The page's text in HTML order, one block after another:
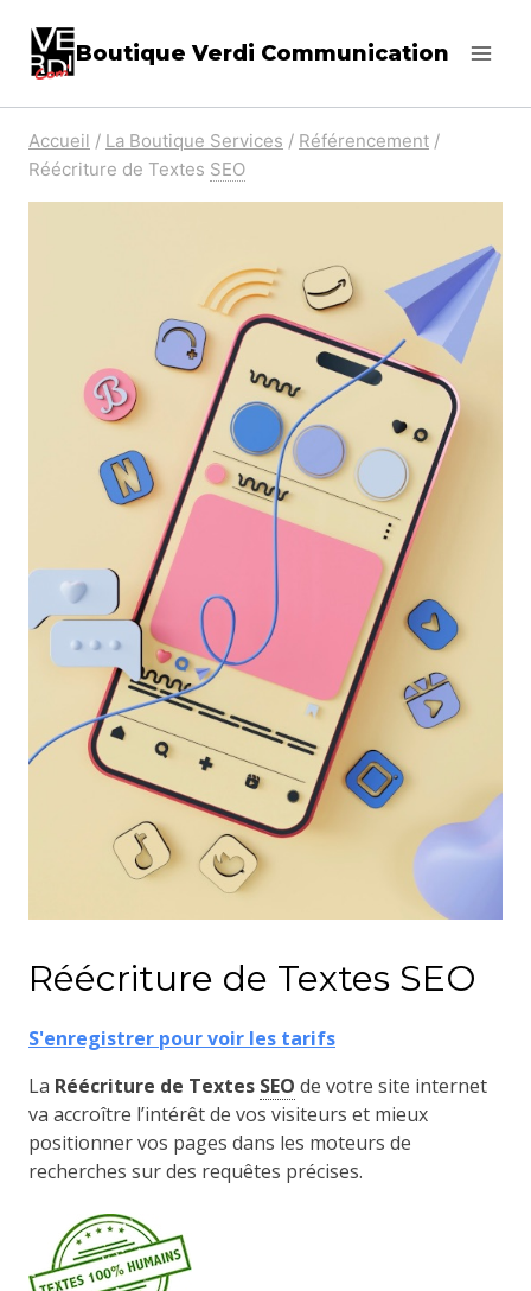
contenu
Boutique Verdi Communication
Accueil / La Boutique Services / Référencement /
Réécriture de Textes SEO
Réécriture de Textes SEO
S'enregistrer pour voir les tarifs
La Réécriture de Textes SEO de votre site internet
va accroître l’intérêt de vos visiteurs et mieux
positionner vos pages dans les moteurs de
recherches sur des requêtes précises.